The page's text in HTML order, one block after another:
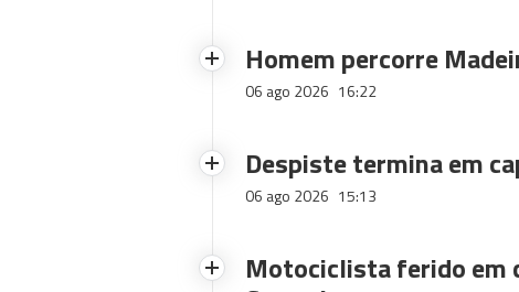
Homem percorre
06 ago 2026 16:22
Despiste termina em
06 ago 2026 15:13
Motociclista ferido em